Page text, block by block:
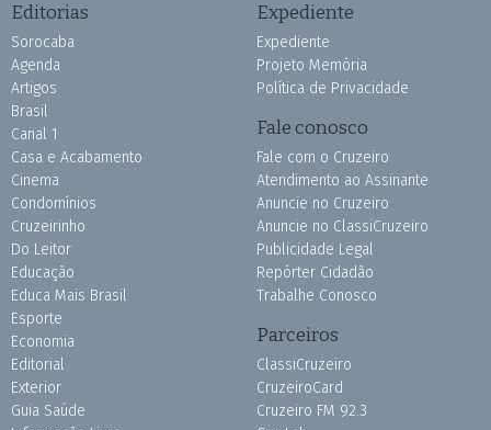
Editorias
Sorocaba
Agenda
Artigos
Brasil
Canal 1
Casa e Acabamento
Cinema
Condomínios
Cruzeirinho
Do Leitor
Educação
Educa Mais Brasil
Esporte
Economia
Editorial
Exterior
Guia Saúde
Expediente
Expediente
Projeto Memória
Política de Privacidade
Fale conosco
Fale com o Cruzeiro
Atendimento ao Assinante
Anuncie no Cruzeiro
Anuncie no ClassiCruzeiro
Publicidade Legal
Repórter Cidadão
Trabalhe Conosco
Parceiros
ClassiCruzeiro
CruzeiroCard
Cruzeiro FM 92.3